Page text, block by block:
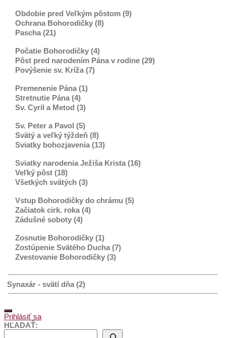
Obdobie pred Veľkým pôstom (9)
Ochrana Bohorodičky (8)
Pascha (21)
Počatie Bohorodičky (4)
Pôst pred narodením Pána v rodine (29)
Povýšenie sv. Kríža (7)
Premenenie Pána (1)
Stretnutie Pána (4)
Sv. Cyril a Metod (3)
Sv. Peter a Pavol (5)
Svätý a veľký týždeň (8)
Sviatky bohozjavenia (13)
Sviatky narodenia Ježiša Krista (16)
Veľký pôst (18)
Všetkých svätých (3)
Vstup Bohorodičky do chrámu (5)
Začiatok cirk. roka (4)
Zádušné soboty (4)
Zosnutie Bohorodičky (1)
Zostúpenie Svätého Ducha (7)
Zvestovanie Bohorodičky (3)
Synaxár - svätí dňa (2)
Prihlásiť sa
HĽADAŤ: